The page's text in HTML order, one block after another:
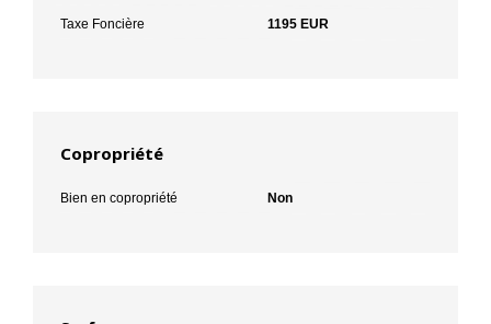
Taxe Foncière 1195 EUR
Copropriété
Bien en copropriété Non